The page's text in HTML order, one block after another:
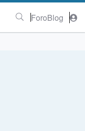
ForoBlog